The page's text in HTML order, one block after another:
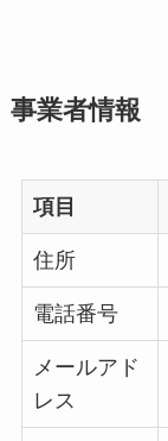
事業者情報
項目
住所
電話番号
メールアド
レス